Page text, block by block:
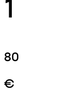
80
€